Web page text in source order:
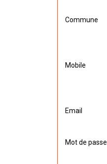
Commune
Mobile
Email
Mot de passe